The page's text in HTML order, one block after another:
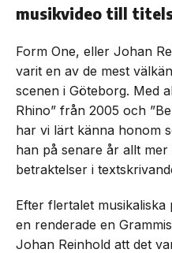
musikvideo till
Form One, eller Johan
varit en av de mest
scenen i Göteborg. Med
Rhino” från 2005 och
har vi lärt känna honom
han på senare år allt
betraktelser i
Efter flertalet
en renderade en
Johan Reinhold att det